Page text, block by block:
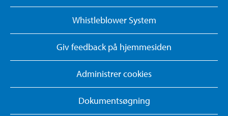
Whistleblower System
Giv feedback på hjemmesiden
Administrer cookies
Dokumentsøgning